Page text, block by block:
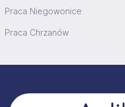
Praca Niegowonice
Praca Chrzanów